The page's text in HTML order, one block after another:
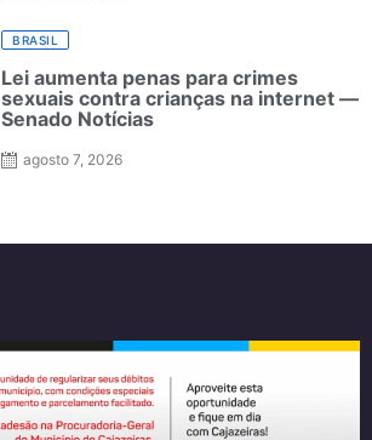
BRASIL
Lei aumenta penas para crimes
sexuais contra crianças na internet —
Senado Notícias
agosto 7, 2026